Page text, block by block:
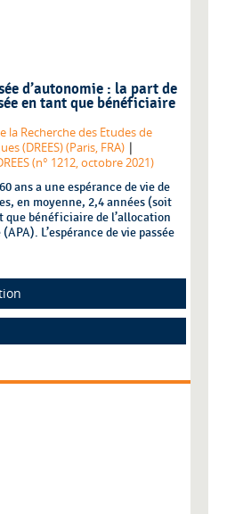
d’autonomie : la part de
en tant que bénéficiaire
la Recherche des Etudes de
(DREES) (Paris, FRA) |
(n° 1212, octobre 2021)
ans a une espérance de vie de
en moyenne, 2,4 années (soit
que bénéficiaire de l’allocation
L’espérance de vie passée